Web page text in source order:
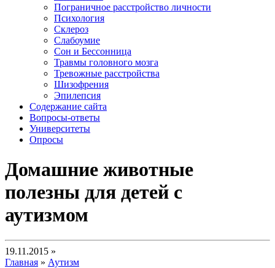
Пограничное расстройство личности
Психология
Склероз
Слабоумие
Сон и Бессонница
Травмы головного мозга
Тревожные расстройства
Шизофрения
Эпилепсия
Содержание сайта
Вопросы-ответы
Университеты
Опросы
Домашние животные
полезны для детей с
аутизмом
19.11.2015 »
Главная » Аутизм